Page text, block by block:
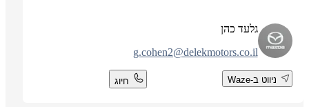
גלעד כהן
g.cohen2@delekmotors.co.il
ניווט ב-Waze חיוג